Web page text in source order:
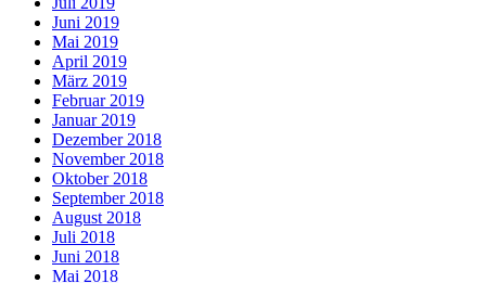
Juni 2019
Mai 2019
April 2019
März 2019
Februar 2019
Januar 2019
Dezember 2018
November 2018
Oktober 2018
September 2018
August 2018
Juli 2018
Juni 2018
Mai 2018